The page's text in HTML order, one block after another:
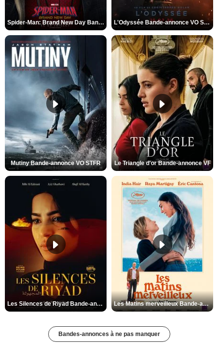
Spider-Man: Brand New Day Bande-annonce VO STFR L'Odyssée Bande-annonce VO STFR
Mutiny Bande-annonce VO STFR Le Triangle d'or Bande-annonce VF
Les Silences de Riyad Bande-annonce VO STFR Les Matins merveilleux Bande-annonce VF
Bandes-annonces à ne pas manquer